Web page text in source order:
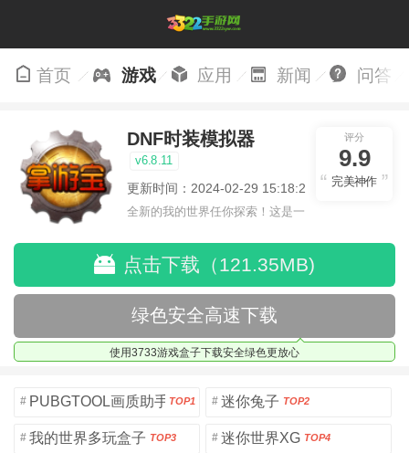
首页 游戏 应用 新闻 问答
DNF时装模拟器
v6.8.11
更新时间：2024-02-29 15:18:24
全新的我的世界任你探索！这是一
评分
9.9
完美神作
点击下载（121.35MB)
绿色安全高速下载
使用3733游戏盒子下载安全绿色更放心
# PUBGTOOL画质助手安卓版
TOP1 # 迷你兔子 TOP2
# 我的世界多玩盒子 TOP3 # 迷你世界XG TOP4